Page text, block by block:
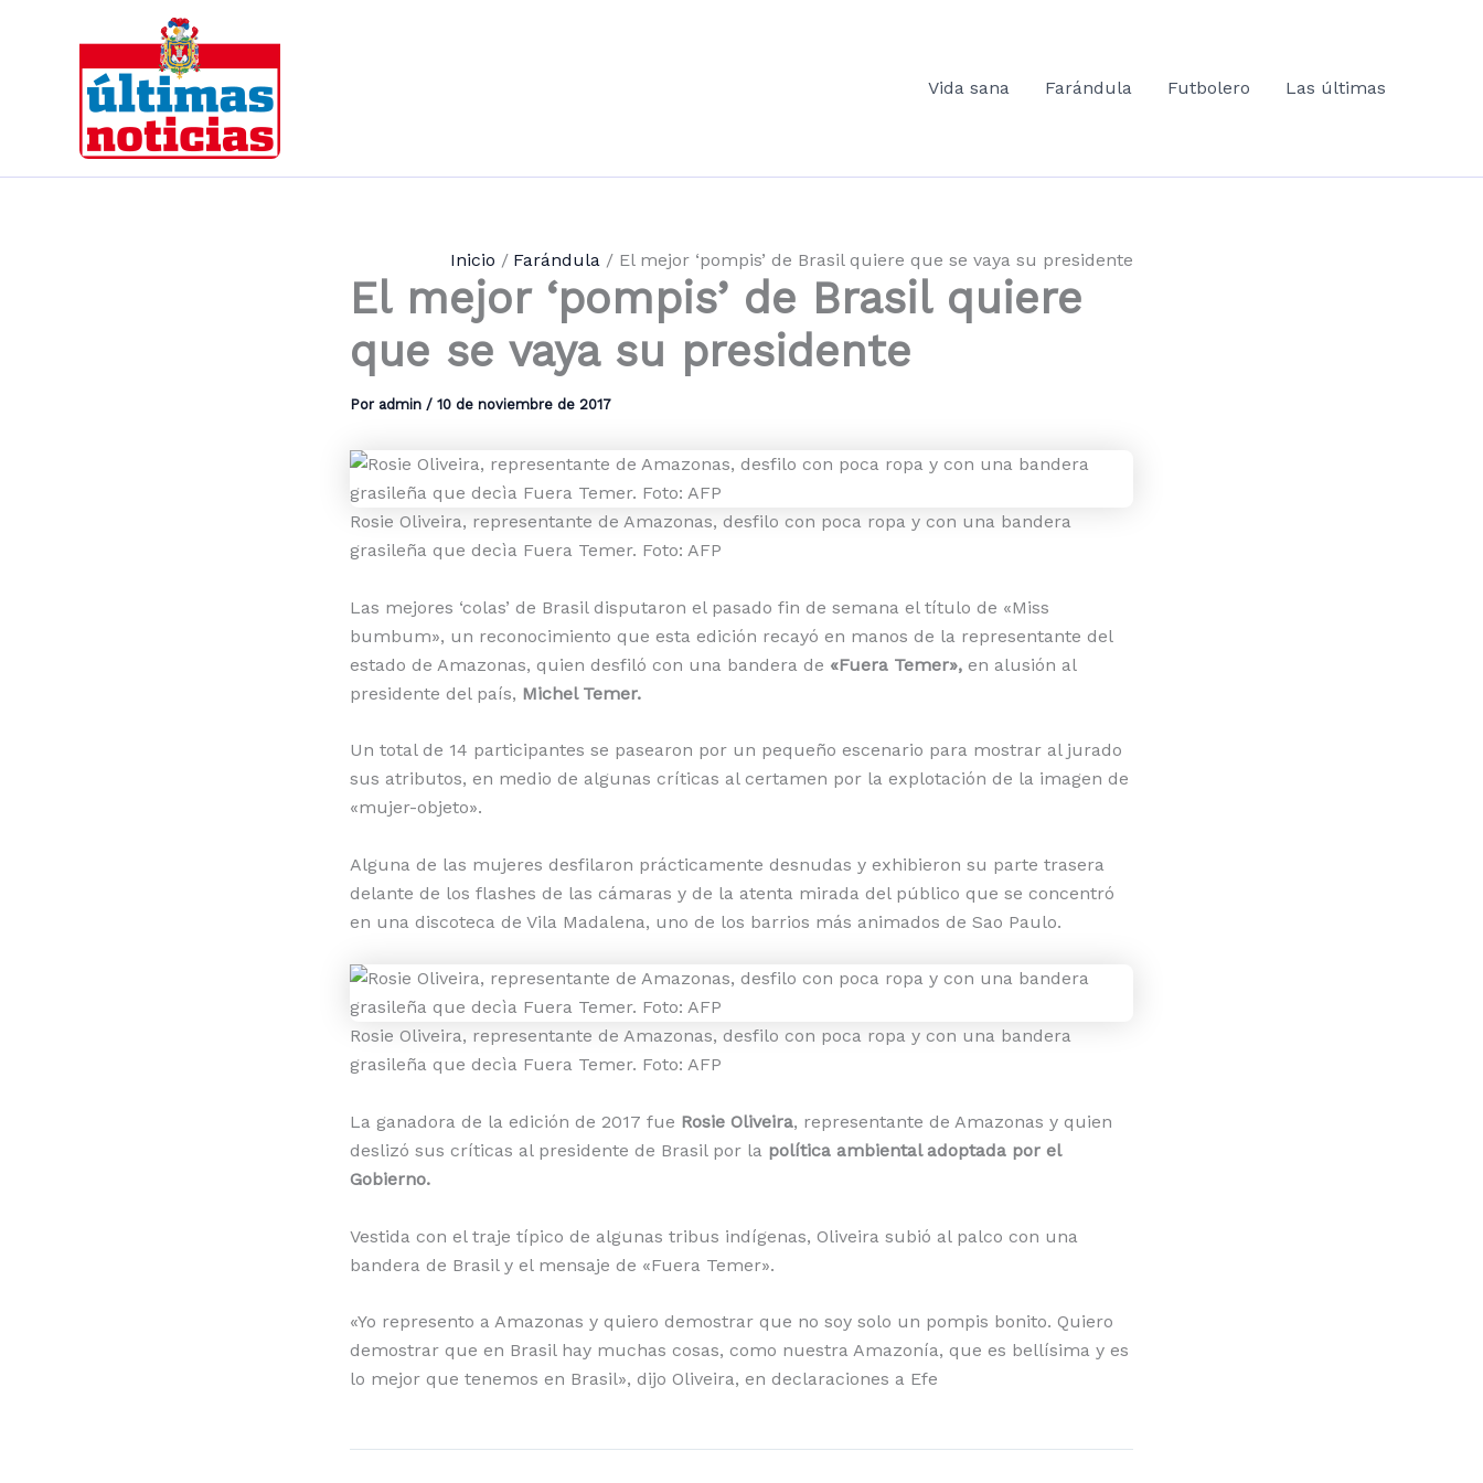
contenido
Vida sana
Farándula Futbolero Las últimas
Inicio Farándula El mejor ‘pompis’ de Brasil quiere que se vaya su presidente
El mejor ‘pompis’ de Brasil quiere
que se vaya su presidente
Por admin / 10 de noviembre de 2017
Rosie Oliveira, representante de Amazonas, desfilo con poca ropa y con una bandera
grasileña que decìa Fuera Temer. Foto: AFP
Las mejores ‘colas’ de Brasil disputaron el pasado fin de semana el título de «Miss
bumbum», un reconocimiento que esta edición recayó en manos de la representante del
estado de Amazonas, quien desfiló con una bandera de «Fuera Temer», en alusión al
presidente del país, Michel Temer.
Un total de 14 participantes se pasearon por un pequeño escenario para mostrar al jurado
sus atributos, en medio de algunas críticas al certamen por la explotación de la imagen de
«mujer-objeto».
Alguna de las mujeres desfilaron prácticamente desnudas y exhibieron su parte trasera
delante de los flashes de las cámaras y de la atenta mirada del público que se concentró
en una discoteca de Vila Madalena, uno de los barrios más animados de Sao Paulo.
Rosie Oliveira, representante de Amazonas, desfilo con poca ropa y con una bandera
grasileña que decìa Fuera Temer. Foto: AFP
La ganadora de la edición de 2017 fue Rosie Oliveira, representante de Amazonas y quien
deslizó sus críticas al presidente de Brasil por la política ambiental adoptada por el
Gobierno.
Vestida con el traje típico de algunas tribus indígenas, Oliveira subió al palco con una
bandera de Brasil y el mensaje de «Fuera Temer».
«Yo represento a Amazonas y quiero demostrar que no soy solo un pompis bonito. Quiero
demostrar que en Brasil hay muchas cosas, como nuestra Amazonía, que es bellísima y es
lo mejor que tenemos en Brasil», dijo Oliveira, en declaraciones a Efe